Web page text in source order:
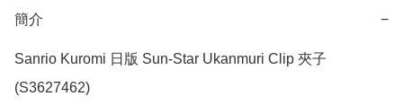
簡介 −
Sanrio Kuromi 日版 Sun-Star Ukanmuri Clip 夾子
(S3627462)